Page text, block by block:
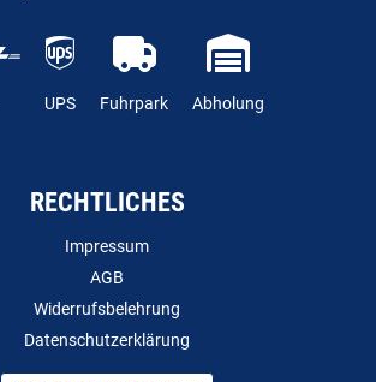
UPS Fuhrpark Abholung
RECHTLICHES
Impressum
AGB
Widerrufsbelehrung
Datenschutzerklärung